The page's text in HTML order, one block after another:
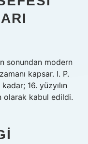
sonundan modern
kapsar. I. P.
16. yüzyılın
olarak kabul edildi.